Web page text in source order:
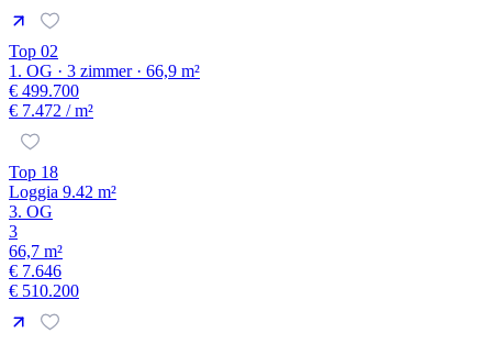
Top 02
1. OG · 3 zimmer · 66,9 m²
€ 499.700
€ 7.472 / m²
Top 18
Loggia 9.42 m²
3. OG
3
66,7 m²
€ 7.646
€ 510.200